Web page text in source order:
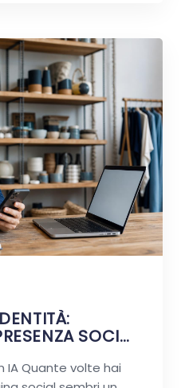
SOCIAL
IA Quante volte hai